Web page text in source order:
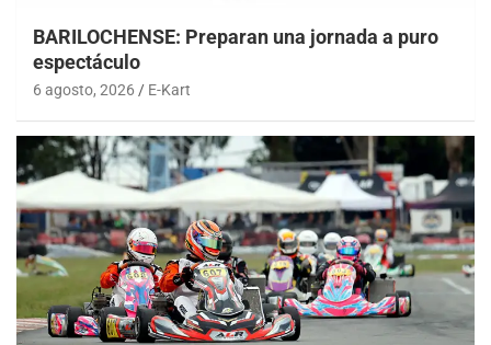
BARILOCHENSE: Preparan una jornada a puro
espectáculo
6 agosto, 2026 E-Kart